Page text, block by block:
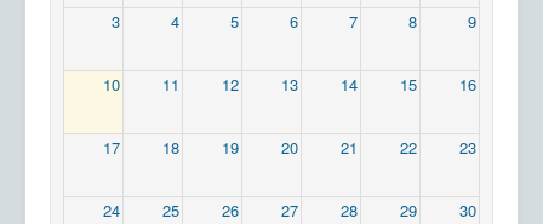
3 4 5 6 7 8 9
10 11 12 13 14 15 16
17 18 19 20 21 22 23
24 25 26 27 28 29 30